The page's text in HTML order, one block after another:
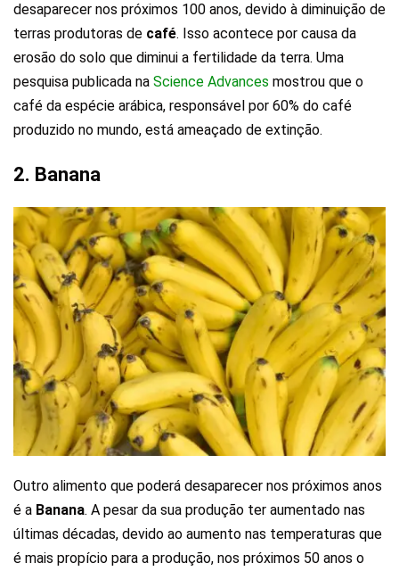
desaparecer nos próximos 100 anos, devido à diminuição de
terras produtoras de café. Isso acontece por causa da
erosão do solo que diminui a fertilidade da terra. Uma
pesquisa publicada na Science Advances mostrou que o
café da espécie arábica, responsável por 60% do café
produzido no mundo, está ameaçado de extinção.
2. Banana
Outro alimento que poderá desaparecer nos próximos anos
é a Banana. A pesar da sua produção ter aumentado nas
últimas décadas, devido ao aumento nas temperaturas que
é mais propício para a produção, nos próximos 50 anos o